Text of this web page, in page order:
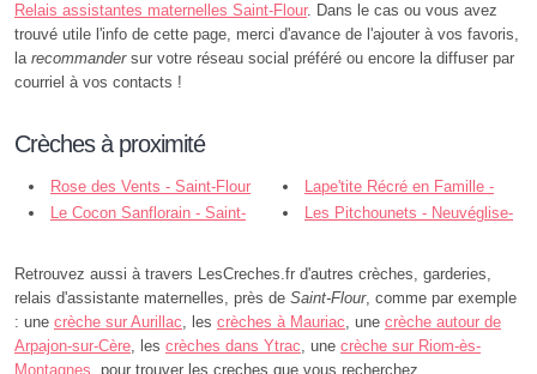
Relais assistantes maternelles Saint-Flour. Dans le cas ou vous avez
trouvé utile l'info de cette page, merci d'avance de l'ajouter à vos favoris,
la recommandersur votre réseau social préféré ou encore la diffuser par
courriel à vos contacts !
Crèches à proximité
Rose des Vents - Saint-Flour
Lape'tite Récré en Famille -
Saint-Flour
Le Cocon Sanflorain - Saint-
Les Pitchounets - Neuvéglise-
Retrouvez aussi à travers LesCreches.fr d'autres crèches, garderies,
relais d'assistante maternelles, près de Saint-Flour, comme par exemple
: une crèche sur Aurillac, les crèches à Mauriac, une crèche autour de
Arpajon-sur-Cère, les crèches dans Ytrac, une crèche sur Riom-ès-
Montagnes , pour trouver les creches que vous recherchez.